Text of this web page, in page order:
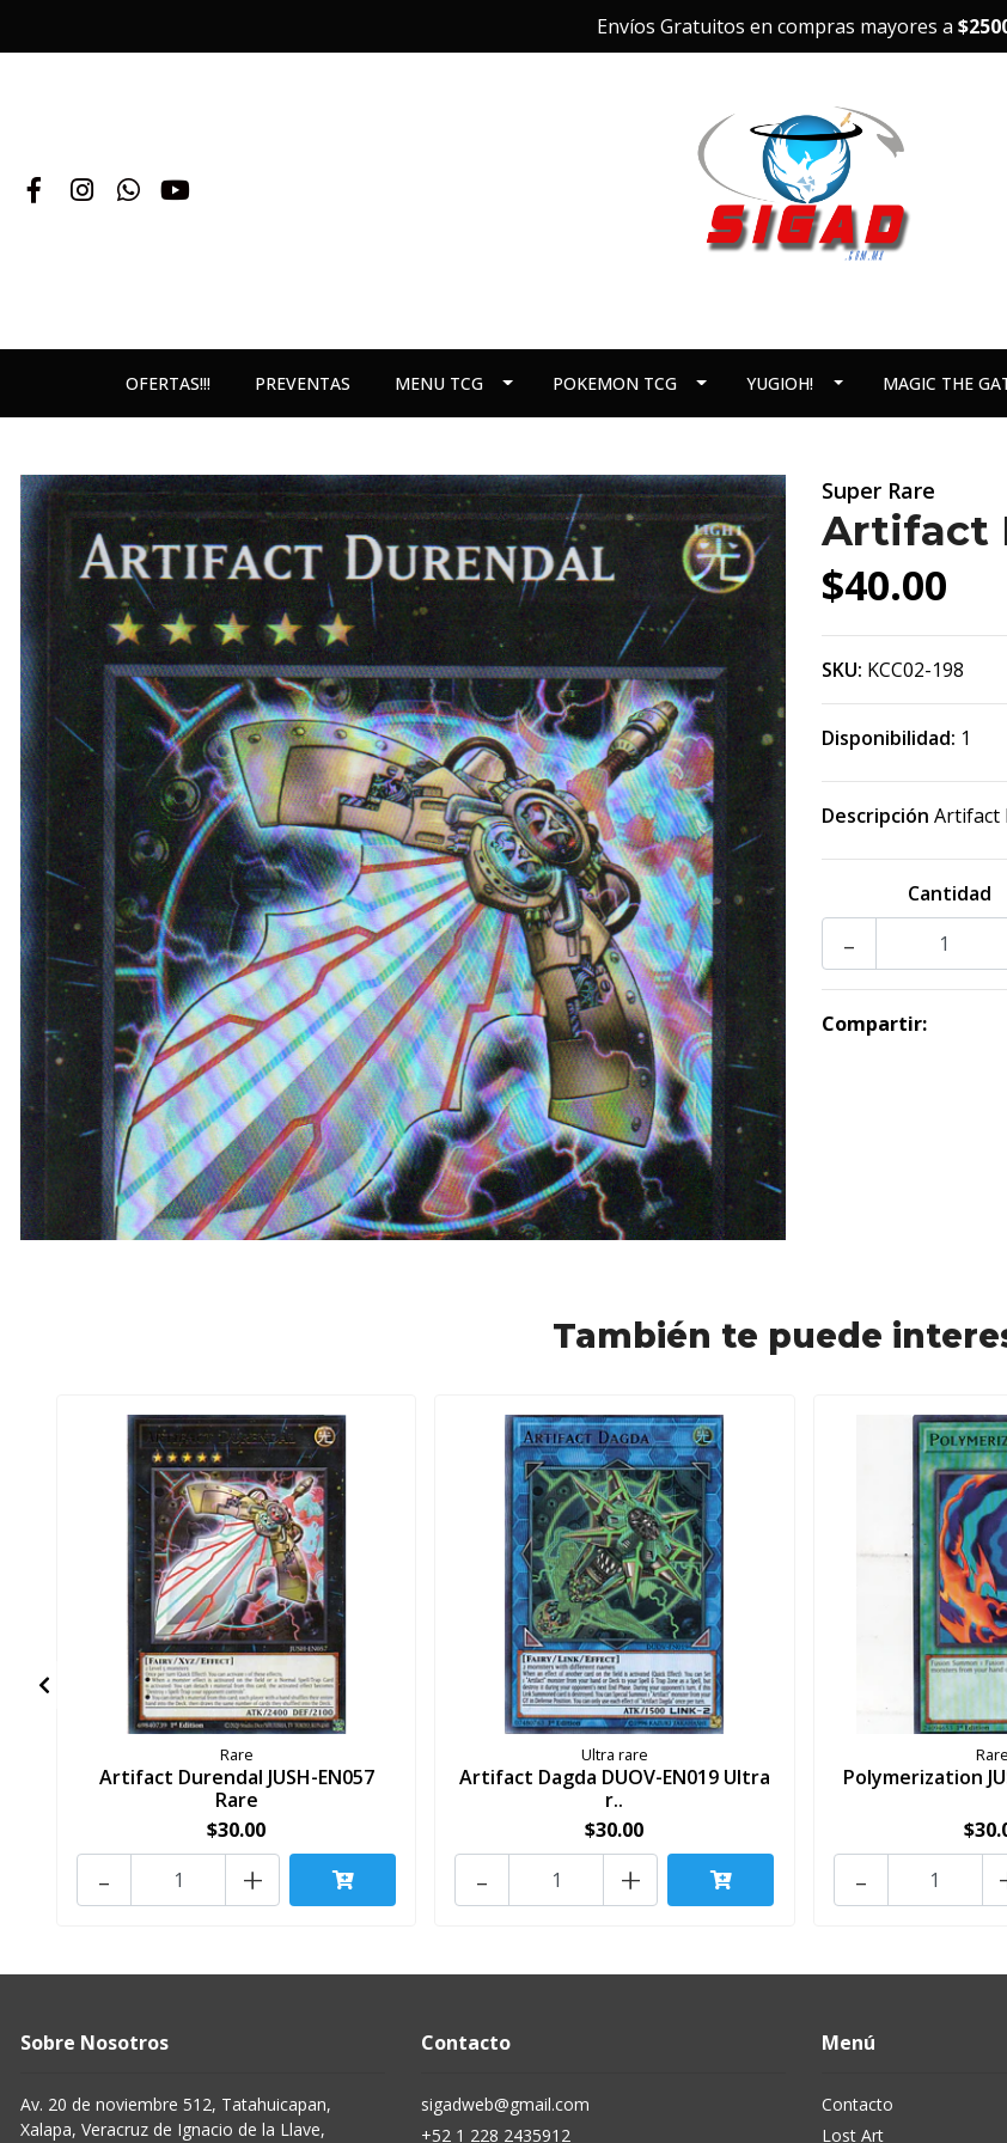
Envíos Gratuitos en compras mayores a
OFERTAS!!! PREVENTAS MENU TCG POKEMON TCG YUGIOH! MAGIC THE
Super Rare
Artifact
$40.00
SKU: KCC02-198
Disponibilidad: 1
Descripción Artifact
Cantidad
-
Compartir:
También te puede
Rare
Artifact Durendal JUSH-EN057
Rare
$30.00
+
-
Ultra rare
Artifact Dagda DUOV-EN019 Ultra
r..
$30.00
+
-
Rare
Polymerization
-
Sobre Nosotros
Av. 20 de noviembre 512, Tatahuicapan,
Xalapa, Veracruz de Ignacio de la Llave,
Contacto
sigadweb@gmail.com
+52 1 228 2435912
Menú
Contacto
Lost Art